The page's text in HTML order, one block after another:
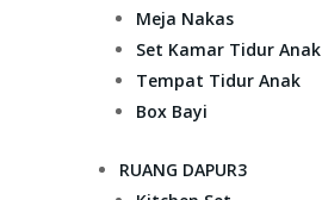
Meja Nakas
Set Kamar Tidur Anak
Tempat Tidur Anak
Box Bayi
RUANG DAPUR3